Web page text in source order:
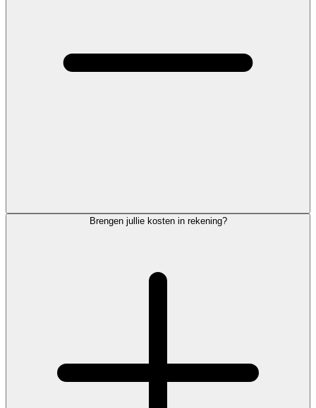
Brengen jullie kosten in rekening?